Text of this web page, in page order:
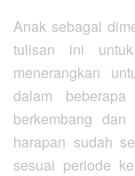
Anak sebagai
tulisan ini
menerangkan
dalam
berkembang
harapan sudah
sesuai periode